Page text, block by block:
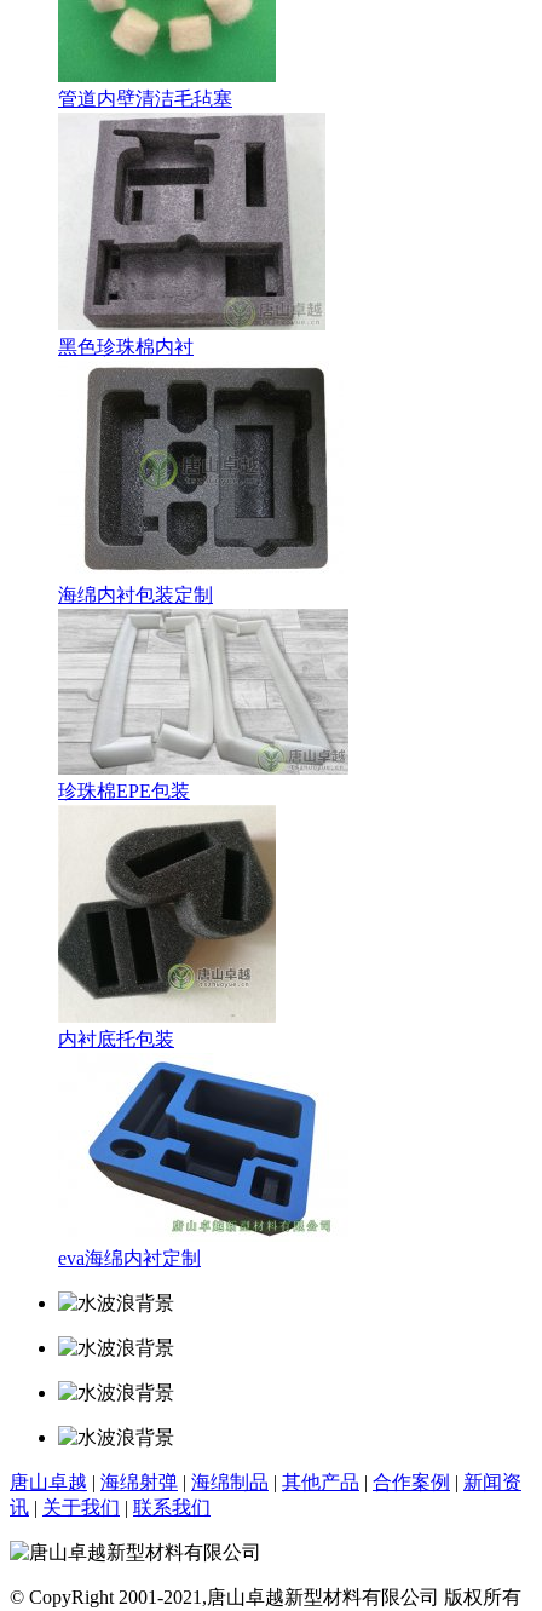
管道内壁清洁毛毡塞
黑色珍珠棉内衬
海绵内衬包装定制
珍珠棉EPE包装
内衬底托包装
eva海绵内衬定制
唐山卓越 | 海绵射弹 | 海绵制品 | 其他产品 | 合作案例 | 新闻资
讯 | 关于我们 | 联系我们
© CopyRight 2001-2021,唐山卓越新型材料有限公司 版权所有